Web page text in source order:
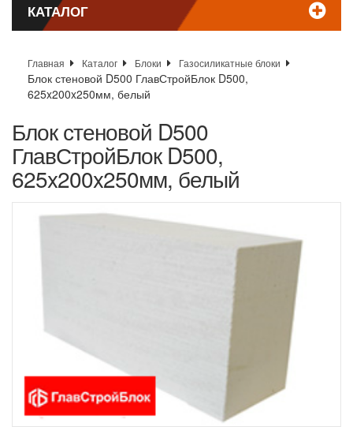
КАТАЛОГ
Главная Каталог Блоки Газосиликатные блоки
Блок стеновой D500 ГлавСтройБлок D500,
625x200x250мм, белый
Блок стеновой D500
ГлавСтройБлок D500,
625x200x250мм, белый